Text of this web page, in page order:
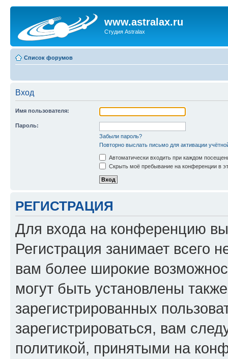
www.astralax.ru
Студия Astralax
Список форумов
Вход
Имя пользователя:
Пароль:
Забыли пароль?
Повторно выслать письмо для активации
Автоматически входить при каждом
Скрыть моё пребывание на конференции в
РЕГИСТРАЦИЯ
Для входа на конференцию
Регистрация занимает всего
вам более широкие
могут быть установлены
зарегистрированных
зарегистрироваться, вам
политикой, принятыми на